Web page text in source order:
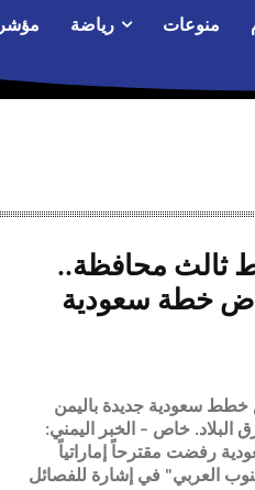
منوعات رياضة مؤشر
ثالث محافظة..
خطة سعودية
خطط سعودية جديدة باليمن
وسط تصعيد لفصائلها جنوب وشرق البلاد. خاص – الخبر اليمني:
رفضت مقترحاً إماراتياً
العربي" في إشارة للفصائل